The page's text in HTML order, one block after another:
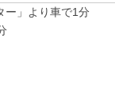
ー」より車で1分